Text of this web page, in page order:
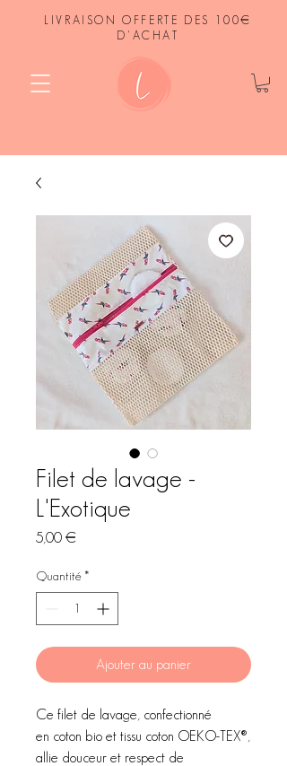
LIVRAISON OFFERTE DES 100€
D'ACHAT
Filet de lavage -
L'Exotique
5,00 €
Quantité *
Ajouter au panier
Ce filet de lavage, confectionné
en coton bio et tissu coton OEKO-TEX®,
allie douceur et respect de